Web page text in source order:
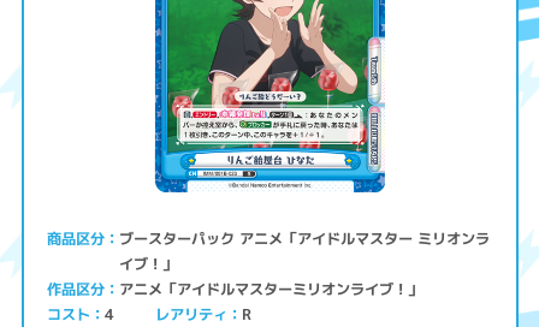
商品区分 ブースターパック アニメ「アイドルマスター ミリオンラ
イブ！」
作品区分 アニメ「アイドルマスターミリオンライブ！」
コスト 4 レアリティ R